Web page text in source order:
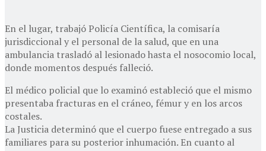
En el lugar, trabajó Policía Científica, la comisaría
jurisdiccional y el personal de la salud, que en una
ambulancia trasladó al lesionado hasta el nosocomio local,
donde momentos después falleció.
El médico policial que lo examinó estableció que el mismo
presentaba fracturas en el cráneo, fémur y en los arcos
costales.
La Justicia determinó que el cuerpo fuese entregado a sus
familiares para su posterior inhumación. En cuanto al